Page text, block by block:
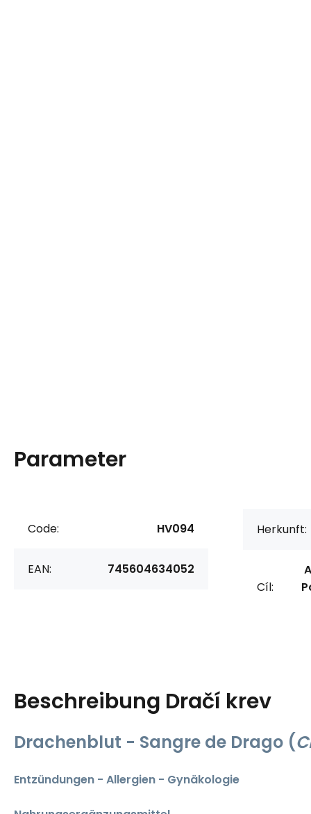
Parameter
Code: HV094
EAN: 745604634052
Herkunft:
Cíl:
Beschreibung Dračí krev
Drachenblut - Sangre de Drago (
Entzündungen - Allergien - Gynäkologie